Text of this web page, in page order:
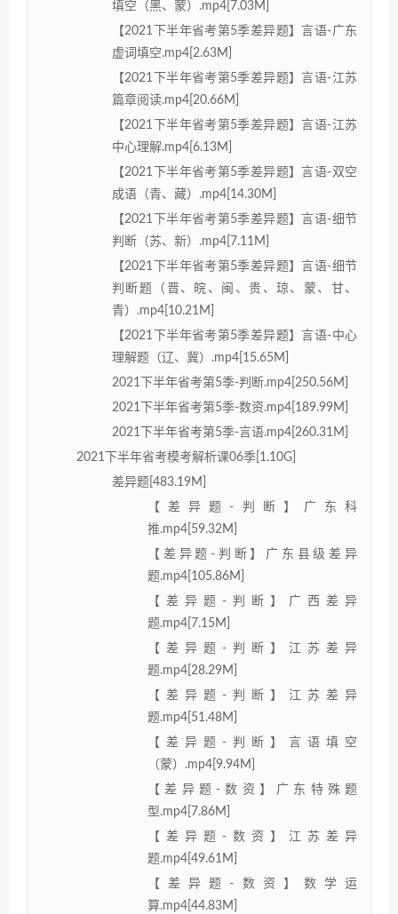
填空（黑、蒙）.mp4[7.03M]
【2021下半年省考第5季差异题】言语-广东
虚词填空.mp4[2.63M]
【2021下半年省考第5季差异题】言语-江苏
篇章阅读.mp4[20.66M]
【2021下半年省考第5季差异题】言语-江苏
中心理解.mp4[6.13M]
【2021下半年省考第5季差异题】言语-双空
成语（青、藏）.mp4[14.30M]
【2021下半年省考第5季差异题】言语-细节
判断（苏、新）.mp4[7.11M]
【2021下半年省考第5季差异题】言语-细节
判断题（晋、皖、闽、贵、琼、蒙、甘、
青）.mp4[10.21M]
【2021下半年省考第5季差异题】言语-中心
理解题（辽、冀）.mp4[15.65M]
2021下半年省考第5季-判断.mp4[250.56M]
2021下半年省考第5季-数资.mp4[189.99M]
2021下半年省考第5季-言语.mp4[260.31M]
2021下半年省考模考解析课06季[1.10G]
差异题[483.19M]
【差异题-判断】广东科
推.mp4[59.32M]
【差异题-判断】广东县级差异
题.mp4[105.86M]
【差异题-判断】广西差异
题.mp4[7.15M]
【差异题-判断】江苏差异
题.mp4[28.29M]
【差异题-判断】江苏差异
题.mp4[51.48M]
【差异题-判断】言语填空
（蒙）.mp4[9.94M]
【差异题-数资】广东特殊题
型.mp4[7.86M]
【差异题-数资】江苏差异
题.mp4[49.61M]
【差异题-数资】数学运
算.mp4[44.83M]